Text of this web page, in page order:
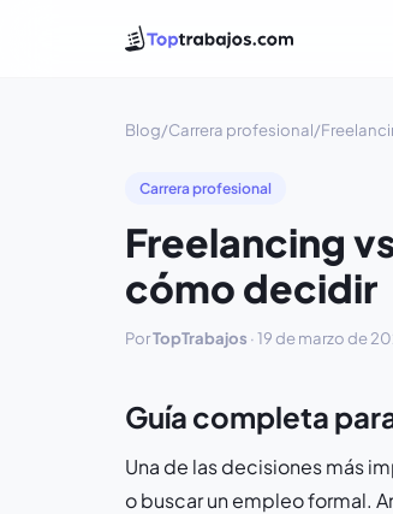
Blog/Carrera profesional/
Carrera profesional
Freelancing
cómo decidir
PorTopTrabajos ·19 de marzo de
Guía completa
Una de las decisiones más
o buscar un empleo formal.